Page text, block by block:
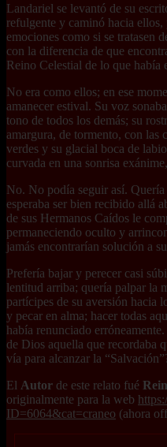
Landariel se levantó de su
refulgente y caminó hacia ellos,
emociones como si se tratasen
con la diferencia de que
Reino Celestial de lo que había
No era como ellos; en ese
amanecer estival. Su voz
tono de todos los demás; su
amargura, de tormento, con las
verdes y su glacial boca de
curvada en una sonrisa
No. No podía seguir así.
esperaba ser bien recibido allá
de sus Hermanos Caídos le
permaneciendo oculto y
jamás encontrarían solución a
Prefería bajar y perecer casi
lentitud arriba; quería palpar la
partícipes de su aversión hacia
y pecar en alma; hacer todas
había renunciado
de Dios aquella que recordaba
vía para alcanzar la
El Autor de este relato fué
originalmente para la web
ID=6064&cat=craneo (ahora